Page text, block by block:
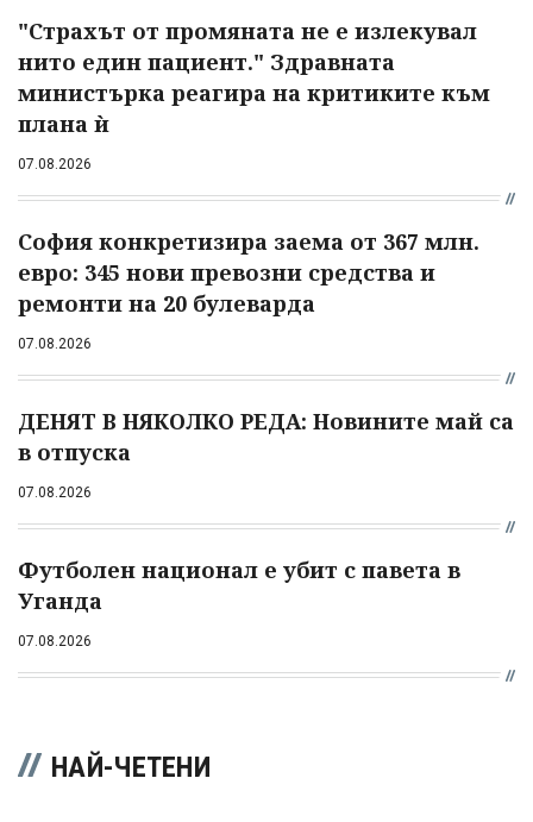
"Страхът от промяната не е излекувал
нито един пациент." Здравната
министърка реагира на критиките към
плана ѝ
07.08.2026
София конкретизира заема от 367 млн.
евро: 345 нови превозни средства и
ремонти на 20 булеварда
07.08.2026
ДЕНЯТ В НЯКОЛКО РЕДА: Новините май са
в отпуска
07.08.2026
Футболен национал е убит с павета в
Уганда
07.08.2026
НАЙ-ЧЕТЕНИ